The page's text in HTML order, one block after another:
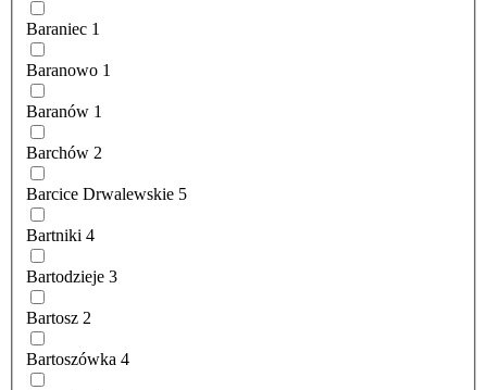
Baraniec 1
Baranowo 1
Baranów 1
Barchów 2
Barcice Drwalewskie 5
Bartniki 4
Bartodzieje 3
Bartosz 2
Bartoszówka 4